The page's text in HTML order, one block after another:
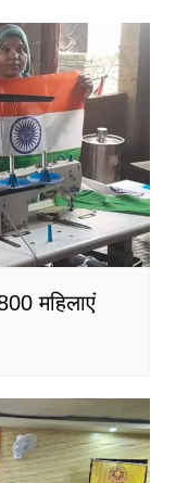
महिलाएं